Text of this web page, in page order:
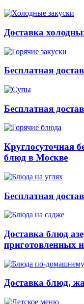
Доставка
Бесплатная
Бесплатная
Круглосуточная
блюд в Москве
Бесплатная
Доставка блюд
приготовленных
Доставка блюд,